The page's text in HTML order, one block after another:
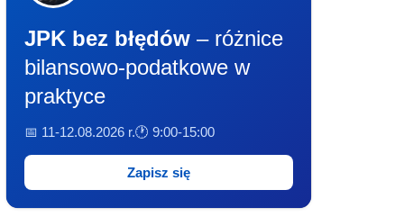
JPK bez błędów – różnice
bilansowo-podatkowe w
praktyce
📅 11-12.08.2026 r.🕐 9:00-15:00
Zapisz się